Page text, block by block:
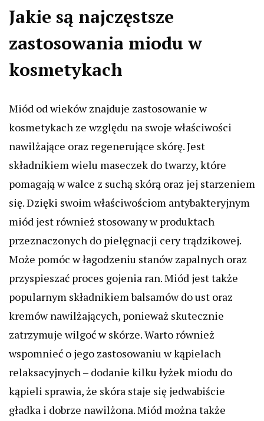
Jakie są najczęstsze
zastosowania miodu w
kosmetykach
Miód od wieków znajduje zastosowanie w
kosmetykach ze względu na swoje właściwości
nawilżające oraz regenerujące skórę. Jest
składnikiem wielu maseczek do twarzy, które
pomagają w walce z suchą skórą oraz jej starzeniem
się. Dzięki swoim właściwościom antybakteryjnym
miód jest również stosowany w produktach
przeznaczonych do pielęgnacji cery trądzikowej.
Może pomóc w łagodzeniu stanów zapalnych oraz
przyspieszać proces gojenia ran. Miód jest także
popularnym składnikiem balsamów do ust oraz
kremów nawilżających, ponieważ skutecznie
zatrzymuje wilgoć w skórze. Warto również
wspomnieć o jego zastosowaniu w kąpielach
relaksacyjnych – dodanie kilku łyżek miodu do
kąpieli sprawia, że skóra staje się jedwabiście
gładka i dobrze nawilżona. Miód można także